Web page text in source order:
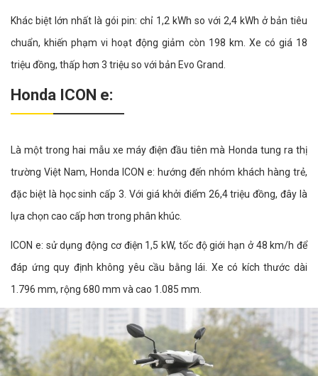
Khác biệt lớn nhất là gói pin: chỉ 1,2 kWh so với 2,4 kWh ở bản tiêu
chuẩn, khiến phạm vi hoạt động giảm còn 198 km. Xe có giá 18
triệu đồng, thấp hơn 3 triệu so với bản Evo Grand.
Honda ICON e:
Là một trong hai mẫu xe máy điện đầu tiên mà Honda tung ra thị
trường Việt Nam, Honda ICON e: hướng đến nhóm khách hàng trẻ,
đặc biệt là học sinh cấp 3. Với giá khởi điểm 26,4 triệu đồng, đây là
lựa chọn cao cấp hơn trong phân khúc.
ICON e: sử dụng động cơ điện 1,5 kW, tốc độ giới hạn ở 48 km/h để
đáp ứng quy định không yêu cầu bằng lái. Xe có kích thước dài
1.796 mm, rộng 680 mm và cao 1.085 mm.